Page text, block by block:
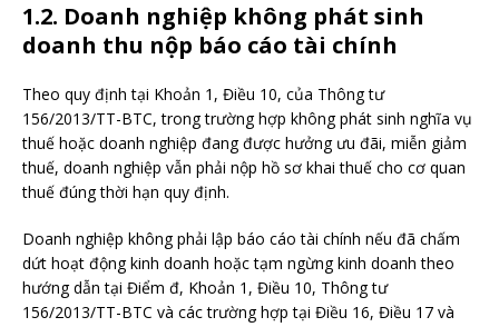
1.2. Doanh nghiệp không phát sinh
doanh thu nộp báo cáo tài chính
Theo quy định tại Khoản 1, Điều 10, của Thông tư
156/2013/TT-BTC, trong trường hợp không phát sinh nghĩa vụ
thuế hoặc doanh nghiệp đang được hưởng ưu đãi, miễn giảm
thuế, doanh nghiệp vẫn phải nộp hồ sơ khai thuế cho cơ quan
thuế đúng thời hạn quy định.
Doanh nghiệp không phải lập báo cáo tài chính nếu đã chấm
dứt hoạt động kinh doanh hoặc tạm ngừng kinh doanh theo
hướng dẫn tại Điểm đ, Khoản 1, Điều 10, Thông tư
156/2013/TT-BTC và các trường hợp tại Điều 16, Điều 17 và